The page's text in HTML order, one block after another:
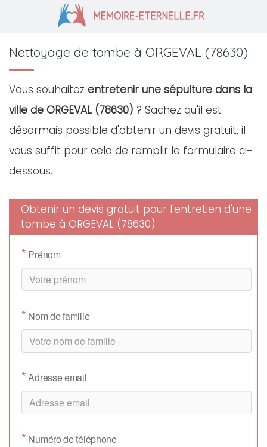
Nettoyage de tombe à ORGEVAL (78630)
Vous souhaitez entretenir une sépulture dans la
ville de ORGEVAL (78630) ? Sachez qu'il est
désormais possible d'obtenir un devis gratuit, il
vous suffit pour cela de remplir le formulaire ci-
dessous.
Obtenir un devis gratuit pour l'entretien d'une
tombe à ORGEVAL (78630)
* Prénom
* Nom de famille
*Adresse email
* Numéro de téléphone